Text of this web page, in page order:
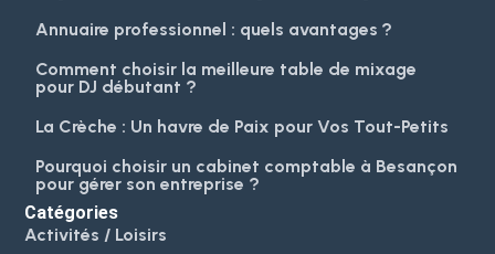
Annuaire professionnel : quels avantages ?
Comment choisir la meilleure table de mixage
pour DJ débutant ?
La Crèche : Un havre de Paix pour Vos Tout-Petits
Pourquoi choisir un cabinet comptable à Besançon
pour gérer son entreprise ?
Catégories
Activités / Loisirs